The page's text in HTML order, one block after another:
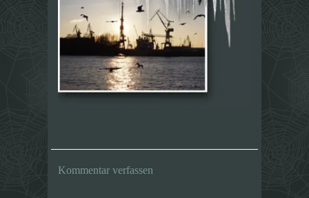
Kommentar verfassen